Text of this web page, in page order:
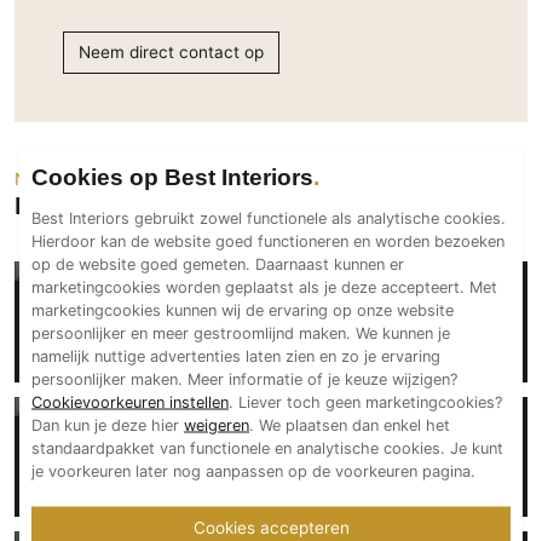
Leer
Schilderwerk
Audio/Video
Thuisbioscoop
Domotica
Mirror TV
Fitnessapparatuur
Wifi
Overig
Aannemers Interieur
Neem direct contact op
Neem een kijkje
Projecten van R2Livin Architects
R2Livin Architects
Nestel jezelf in luxe, verscholen achter marmeren
luifels
R2Livin Architects
Een chique hotelervaring met het gevoel van
thuiskomen
Cookies op Best Interiors
Best Interiors gebruikt zowel functionele als analytische cookies.
Hierdoor kan de website goed functioneren en worden bezoeken
op de website goed gemeten. Daarnaast kunnen er
marketingcookies worden geplaatst als je deze accepteert. Met
marketingcookies kunnen wij de ervaring op onze website
persoonlijker en meer gestroomlijnd maken. We kunnen je
namelijk nuttige advertenties laten zien en zo je ervaring
persoonlijker maken. Meer informatie of je keuze wijzigen?
Cookievoorkeuren instellen. Liever toch geen marketingcookies?
Dan kun je deze hier weigeren. We plaatsen dan enkel het
standaardpakket van functionele en analytische cookies. Je kunt
je voorkeuren later nog aanpassen op de voorkeuren pagina.
Cookies accepteren